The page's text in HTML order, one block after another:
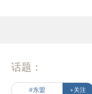
话题：
#东盟 +关注